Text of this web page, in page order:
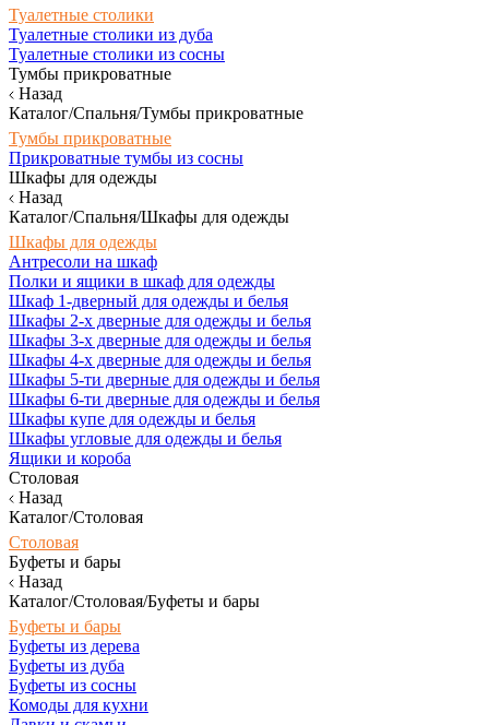
Туалетные столики
Туалетные столики из дуба
Туалетные столики из сосны
Тумбы прикроватные
Назад
Каталог/Спальня/Тумбы прикроватные
Тумбы прикроватные
Прикроватные тумбы из сосны
Шкафы для одежды
Назад
Каталог/Спальня/Шкафы для одежды
Шкафы для одежды
Антресоли на шкаф
Полки и ящики в шкаф для одежды
Шкаф 1-дверный для одежды и белья
Шкафы 2-х дверные для одежды и белья
Шкафы 3-х дверные для одежды и белья
Шкафы 4-х дверные для одежды и белья
Шкафы 5-ти дверные для одежды и белья
Шкафы 6-ти дверные для одежды и белья
Шкафы купе для одежды и белья
Шкафы угловые для одежды и белья
Ящики и короба
Столовая
Назад
Каталог/Столовая
Столовая
Буфеты и бары
Назад
Каталог/Столовая/Буфеты и бары
Буфеты и бары
Буфеты из дерева
Буфеты из дуба
Буфеты из сосны
Комоды для кухни